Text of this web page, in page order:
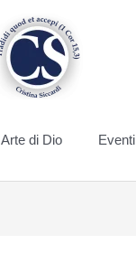
Arte di Dio Eventi